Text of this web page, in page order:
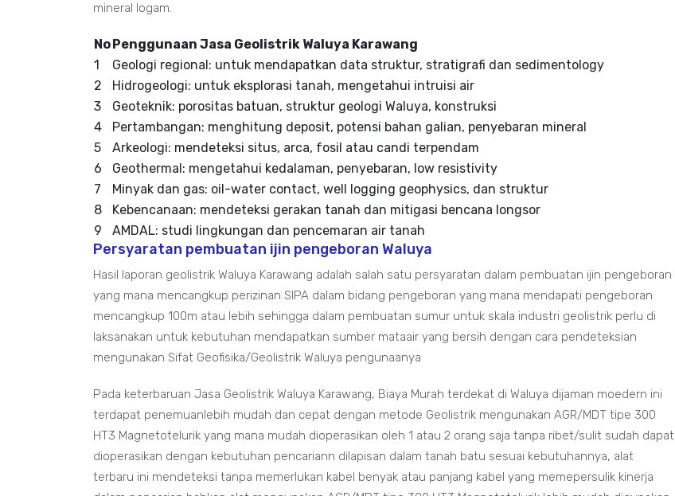
mineral logam.
No Penggunaan Jasa Geolistrik Waluya Karawang
1
Geologi regional: untuk mendapatkan data struktur, stratigrafi dan sedimentology
2
Hidrogeologi: untuk eksplorasi tanah, mengetahui intruisi air
3
Geoteknik: porositas batuan, struktur geologi Waluya, konstruksi
4
Pertambangan: menghitung deposit, potensi bahan galian, penyebaran mineral
5
Arkeologi: mendeteksi situs, arca, fosil atau candi terpendam
6
Geothermal: mengetahui kedalaman, penyebaran, low resistivity
7
Minyak dan gas: oil-water contact, well logging geophysics, dan struktur
8
Kebencanaan: mendeteksi gerakan tanah dan mitigasi bencana longsor
9
AMDAL: studi lingkungan dan pencemaran air tanah
Persyaratan pembuatan ijin pengeboran Waluya
Hasil laporan geolistrik Waluya Karawang adalah salah satu persyaratan dalam pembuatan ijin pengeboran
yang mana mencangkup perizinan SIPA dalam bidang pengeboran yang mana mendapati pengeboran
mencangkup 100m atau lebih sehingga dalam pembuatan sumur untuk skala industri geolistrik perlu di
laksanakan untuk kebutuhan mendapatkan sumber mataair yang bersih dengan cara pendeteksian
mengunakan Sifat Geofisika/Geolistrik Waluya pengunaanya
Pada keterbaruan Jasa Geolistrik Waluya Karawang, Biaya Murah terdekat di Waluya dijaman moedern ini
terdapat penemuanlebih mudah dan cepat dengan metode Geolistrik mengunakan AGR/MDT tipe 300
HT3 Magnetotelurik yang mana mudah dioperasikan oleh 1 atau 2 orang saja tanpa ribet/sulit sudah dapat
dioperasikan dengan kebutuhan pencariann dilapisan dalam tanah batu sesuai kebutuhannya, alat
terbaru ini mendeteksi tanpa memerlukan kabel benyak atau panjang kabel yang memepersulik kinerja